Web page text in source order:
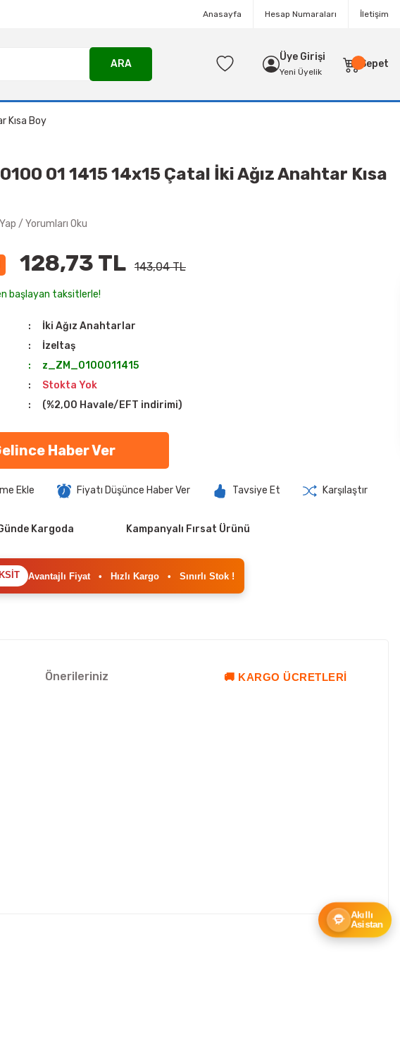
Anasayfa Hesap Numaraları İletişim
ARA
Üye Girişi
Yeni Üyelik
Sepet
Kısa Boy
01 1415 14x15 Çatal İki Ağız Anahtar Kısa
/ Yorumları Oku
128,73 TL 143,04 TL
başlayan taksitlerle!
İki Ağız Anahtarlar
İzeltaş
z_ZM_0100011415
Stokta Yok
(%2,00 Havale/EFT indirimi)
Haber Ver
Fiyatı Düşünce Haber Ver Tavsiye Et Karşılaştır
Kargoda Kampanyalı Fırsat Ürünü
Avantajlı Fiyat • Hızlı Kargo • Sınırlı Stok !
Önerileriniz 🚚 KARGO ÜCRETLERI
Akıllı
Asistan